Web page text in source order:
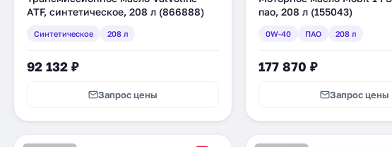
ATF, синтетическое, 208 л (866888)
Синтетическое 208 л
92 132 ₽
Запрос цены
пао, 208 л (155043)
0W-40 ПАО 208 л
177 870 ₽
Запрос цены